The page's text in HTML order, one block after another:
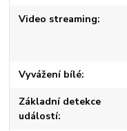
Video streaming
Vyvážení bílé
Základní detekce
událostí